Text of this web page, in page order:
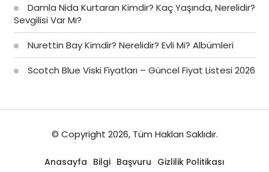
Damla Nida Kurtaran Kimdir? Kaç Yaşında, Nerelidir?
Sevgilisi Var Mı?
Nurettin Bay Kimdir? Nerelidir? Evli Mi? Albümleri
Scotch Blue Viski Fiyatları – Güncel Fiyat Listesi 2026
© Copyright 2026, Tüm Hakları Saklıdır.
Anasayfa Bilgi Başvuru Gizlilik Politikası